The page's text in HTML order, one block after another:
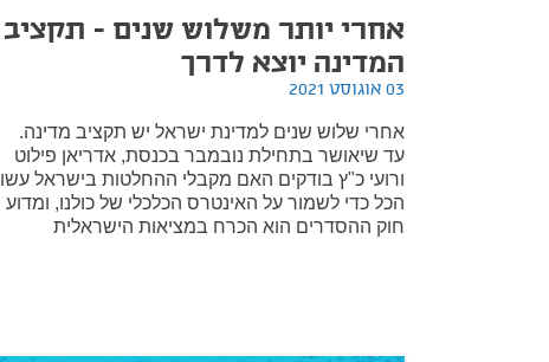
אחרי יותר משלוש שנים - תקציב
המדינה יוצא לדרך
03 אוגוסט 2021
אחרי שלוש שנים למדינת ישראל יש תקציב מדינה.
עד שיאושר בתחילת נובמבר בכנסת, אדריאן פילוט
ורועי כ"ץ בודקים האם מקבלי ההחלטות בישראל עשו
הכל כדי לשמור על האינטרס הכלכלי של כולנו, ומדוע
חוק ההסדרים הוא הכרח במציאות הישראלית